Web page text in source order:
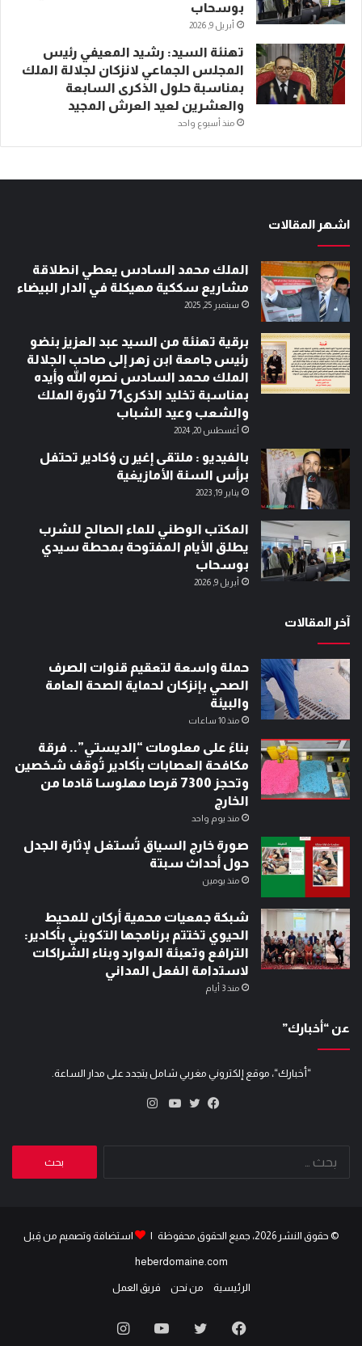
بوسحاب
أبريل 9, 2026
تهنئة السيد: رشيد المعيفي رئيس
المجلس الجماعي لانزكان لجلالة الملك
بمناسبة حلول الذكرى السابعة
والعشرين لعيد العرش المجيد
منذ أسبوع واحد
اشهر المقالات
الملك محمد السادس يعطي انطلاقة
مشاريع سككية مهيكلة في الدار البيضاء
سبتمبر 25, 2025
برقية تهنئة من السيد عبد العزيز بنضو
رئيس جامعة ابن زهر إلى صاحب الجلالة
الملك محمد السادس نصره الله وأيده
بمناسبة تخليد الذكرى71 لثورة الملك
والشعب وعيد الشباب
أغسطس 20, 2024
بالفيديو : ملتقى إغير ن ؤكادير تحتفل
برأس السنة الأمازيغية
يناير 19, 2023
المكتب الوطني للماء الصالح للشرب
يطلق الأيام المفتوحة بمحطة سيدي
بوسحاب
أبريل 9, 2026
آخر المقالات
حملة واسعة لتعقيم قنوات الصرف
الصحي بإنزكان لحماية الصحة العامة
والبيئة
منذ 10 ساعات
بناءً على معلومات “الديستي”.. فرقة
مكافحة العصابات بأكادير تُوقف شخصين
وتحجز 7300 قرصا مهلوسا قادما من
الخارج
منذ يوم واحد
صورة خارج السياق تُستغل لإثارة الجدل
حول أحداث سبتة
منذ يومين
شبكة جمعيات محمية أركان للمحيط
الحيوي تختتم برنامجها التكويني بأكادير:
الترافع وتعبئة الموارد وبناء الشراكات
لاستدامة الفعل المداني
منذ 3 أيام
عن “أخبارك”
“أخبارك“، موقع إلكتروني مغربي شامل يتجدد على مدار الساعة.
© حقوق النشر 2026، جميع الحقوق محفوظة | استضافة وتصميم من قِبل
heberdomaine.com
الرئيسية من نحن فريق العمل
فيسبوكتويتر يوتيوبانستقرام